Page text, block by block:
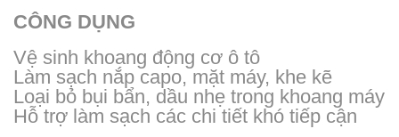
CÔNG DỤNG
Vệ sinh khoang động cơ ô tô
Làm sạch nắp capo, mặt máy, khe kẽ
Loại bỏ bụi bẩn, dầu nhẹ trong khoang máy
Hỗ trợ làm sạch các chi tiết khó tiếp cận